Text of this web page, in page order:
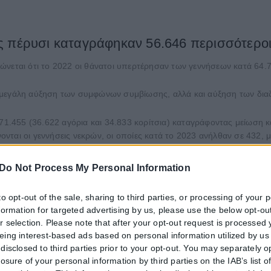
Do Not Process My Personal Information
opt-out of the sale, sharing to third parties, or processing of your
for targeted advertising by us, please use the below opt-
selection. Please note that after your opt-out request is processed
interest-based ads based on personal information utilized by
to third parties prior to your opt-out. You may separately
of your personal information by third parties on the IAB’s list of
καταγράφηκαν 56.646 περισσότεροι
ότι το 2022 οι θάνατοι υπερτέρησαν των γεννήσεων κατά
αύξηση των συμφώνων συμβίωσης, αλλά και αύξηση των
(36.622 αγόρια και 34.833 κορίτσια) καταγράφοντας
οι γεννήσεις νεκρών, οι οποίες κατά το 2023 ανήλθαν σε
καταγράφοντας μείωση κατά 9% σε σχέση με το 2022
τον δείκτη βρεφικής θνησιμότητας (θάνατοι βρεφών
πολιτικοί), παρουσιάζοντας μεΟ αριθμό ίωσης κατά 6,9% σε
συμβίωσης ανήλθαν σε 15.069, παρουσιάζοντας αύξηση
συμβίωσης μεταξύ ανδρών και 121 μεταξύ γυναικών.